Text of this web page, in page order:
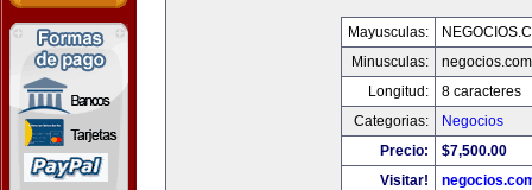
Mayusculas:
Minusculas:
Longitud:
8 caracteres
Categorias:
Negocios
Precio:
$7,500.00
Visitar!